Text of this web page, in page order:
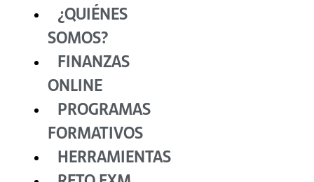
¿QUIÉNES
SOMOS?
FINANZAS
ONLINE
PROGRAMAS
FORMATIVOS
HERRAMIENTAS